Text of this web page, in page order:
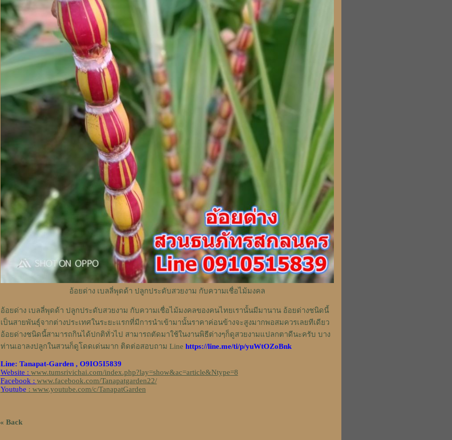
อ้อยด่าง เบลลี่พุดด้า ปลูกประดับสวยงาม กับความเชื่อไม้มงคล
อ้อยด่าง เบลลี่พุดด้า ปลูกประดับสวยงาม กับความเชื่อไม้มงคลของคนไทยเรานั้นมีมานาน อ้อยด่างชนิดนี้
เป็นสายพันธุ์จากต่างประเทศในระยะแรกที่มีการนำเข้ามานั้นราคาค่อนข้างจะสูงมากพอสมควรเลยทีเดียว
อ้อยด่างชนิดนี้สามารถกินได้ปกติทั่วไป สามารถตัดมาใช้ในงานพิธีต่างๆก็ดูสวยงามแปลกตาดีนะครับ บาง
ท่านเอาลงปลูกในสวนก็ดูโดดเด่นมาก ติดต่อสอบถาม Line https://line.me/ti/p/yuWtOZoBnk
Line: Tanapat-Garden , O9IO5I5839
Website : www.tumsrivichai.com/index.php?lay=show&ac=article&Ntype=8
Facebook : www.facebook.com/Tanapatgarden22/
Youtube : www.youtube.com/c/TanapatGarden
« Back